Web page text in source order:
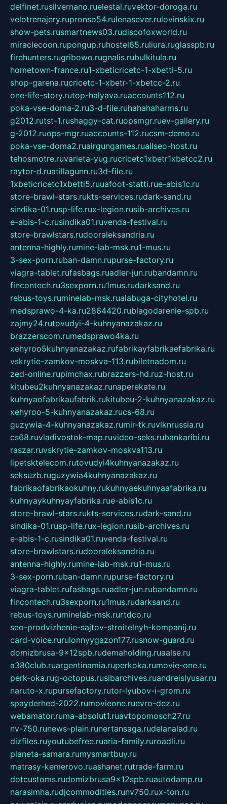
delfinet.rusilvernano.ruelestal.ruvektor-doroga.ru
velotrenajery.rupronso54.rulenasever.rulovinskix.ru
show-pets.rusmartnews03.rudiscofoxworld.ru
miraclecoon.rupongup.ruhostel65.ruliura.ruglasspb.ru
firehunters.rugribowo.rugnalis.rubulkitula.ru
hometown-france.ru1-xbeticricetc-1-xbetti-5.ru
shop-garena.rucricetc-1-xbetr-1-xbetcc-2.ru
one-life-story.rutop-halyava.ruaccounts112.ru
poka-vse-doma-2.ru3-d-file.ruhahahaharms.ru
g2012.rutst-1.rushaggy-cat.ruopsmgr.ruev-gallery.ru
g-2012.ruops-mgr.ruaccounts-112.rucsm-demo.ru
poka-vse-doma2.ruairgungames.ruallseo-host.ru
tehosmotre.ruvarieta-yug.rucricetc1xbetr1xbetcc2.ru
raytor-d.ruatillagunn.ru3d-file.ru
1xbeticricetc1xbetti5.ruuafoot-statti.rue-abis1c.ru
store-brawl-stars.rukts-services.rudark-sand.ru
sindika-01.rusp-life.rux-legion.rusib-archives.ru
e-abis-1-c.rusindika01.ruvenda-festival.ru
store-brawlstars.rudooraleksandria.ru
antenna-highly.rumine-lab-msk.ru1-mus.ru
3-sex-porn.ruban-damn.rupurse-factory.ru
viagra-tablet.rufasbags.ruadler-jun.rubandamn.ru
fincontech.ru3sexporn.ru1mus.rudarksand.ru
rebus-toys.ruminelab-msk.rualabuga-cityhotel.ru
medsprawo-4-ka.ru2864420.rublagodarenie-spb.ru
zajmy24.rutovudyi-4-kuhnyanazakaz.ru
brazzerscom.rumedsprawo4ka.ru
xehyroo5kuhnyanazakaz.rufabrikayfabrikaefabrika.ru
vskrytie-zamkov-moskva-113.rubiletnadom.ru
zed-online.rupimchax.rubrazzers-hd.ruz-host.ru
kitubeu2kuhnyanazakaz.runaperekate.ru
kuhnyaofabrikaufabrik.rukitubeu-2-kuhnyanazakaz.ru
xehyroo-5-kuhnyanazakaz.rucs-68.ru
guzywia-4-kuhnyanazakaz.rumir-tk.ruvlknrussia.ru
cs68.ruvladivostok-map.ruvideo-seks.rubankaribi.ru
raszar.ruvskrytie-zamkov-moskva113.ru
lipetsktelecom.rutovudyi4kuhnyanazakaz.ru
seksuzb.ruguzywia4kuhnyanazakaz.ru
fabrikaofabrikaokuhny.rukuhnyaekuhnyaafabrika.ru
kuhnyaykuhnyayfabrika.rue-abis1c.ru
store-brawl-stars.rukts-services.rudark-sand.ru
sindika-01.rusp-life.rux-legion.rusib-archives.ru
e-abis-1-c.rusindika01.ruvenda-festival.ru
store-brawlstars.rudooraleksandria.ru
antenna-highly.rumine-lab-msk.ru1-mus.ru
3-sex-porn.ruban-damn.rupurse-factory.ru
viagra-tablet.rufasbags.ruadler-jun.rubandamn.ru
fincontech.ru3sexporn.ru1mus.rudarksand.ru
rebus-toys.ruminelab-msk.rurtdco.ru
seo-prodvizhenie-sajtov-stroitelnyh-kompanij.ru
card-voice.rurulonnyygazon177.rusnow-guard.ru
domizbrusa-9x12spb.rudemaholding.ruaalse.ru
a380club.ruargentinamia.ruperkoka.rumovie-one.ru
perk-oka.rug-octopus.rusibarchives.ruandreislyusar.ru
naruto-x.rupursefactory.rutor-lyubov-i-grom.ru
spayderhed-2022.rumovieone.ruevro-dez.ru
webamator.ruma-absolut1.ruavtopomosch27.ru
nv-750.runews-plain.runertansaga.rudelanalad.ru
dizfiles.ruyoutubefree.ruaria-family.ruroadli.ru
planeta-samara.rumysmartbuy.ru
matrasy-kemerovo.ruashanet.rutrade-farm.ru
dotcustoms.rudomizbrusa9x12spb.ruautodamp.ru
narasimha.rudjcommodities.runv750.rux-ton.ru